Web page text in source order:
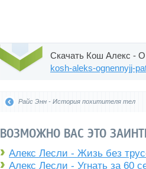
Скачать Кош Алекс -
kosh-aleks-ognennyjj-
Райс Энн - История похитителя тел
ВОЗМОЖНО ВАС ЭТО
Алекс Лесли - Жизь без
Алекс Лесли - Угнать за 60